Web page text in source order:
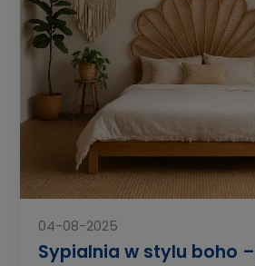
04-08-2025
Sypialnia w stylu boho